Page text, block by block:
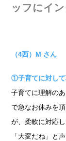
ッフにイ
（4西）M さん
①子育てに対して
子育てに理解の
で急なお休みを
が、柔軟に対応
「大変だね」と